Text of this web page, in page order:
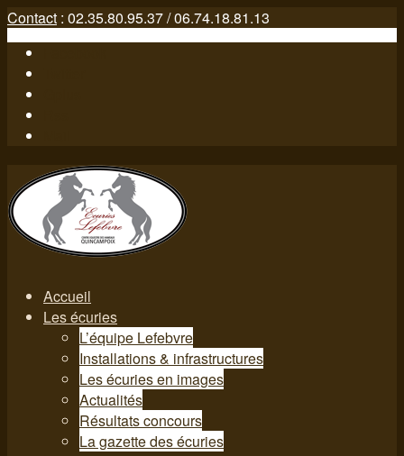
Contact : 02.35.80.95.37 / 06.74.18.81.13
Accueil
Les écuries
L’équipe Lefebvre
Installations & infrastructures
Les écuries en images
Actualités
Résultats concours
La gazette des écuries